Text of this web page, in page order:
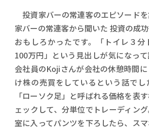
投資家バーの常連客のエピソード
家バーの常連客から聞いた 投資の成
おもしろかったです。「トイレ３分
100万円」という見出しが気になって
会社員のKojiさんが会社の休憩時間
け株の売買をしているという話でし
「ローソク足」と呼ばれる価格を表
ェックして、分単位でトレーディン
室に入ってパンツを下ろしたら、ス